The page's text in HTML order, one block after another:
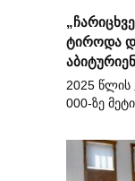
ტიროდა
2025 წლის
000-ზე მეტი